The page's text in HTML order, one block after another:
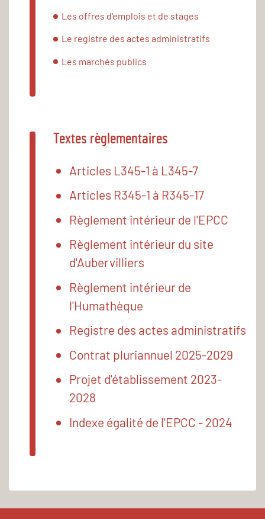
Les offres d'emplois et de stages
Le registre des actes administratifs
Les marchés publics
Textes règlementaires
Articles L345-1 à L345-7
Articles R345-1 à R345-17
Règlement intérieur de l'EPCC
Règlement intérieur du site
d'Aubervilliers
Règlement intérieur de
l'Humathèque
Registre des actes administratifs
Contrat pluriannuel 2025-2029
Projet d'établissement 2023-
2028
Indexe égalité de l'EPCC - 2024